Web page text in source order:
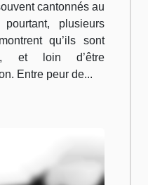
cantonnés au
plusieurs
qu’ils sont
et loin d’être
Entre peur de...